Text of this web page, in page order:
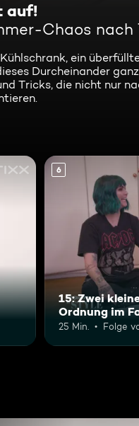
auf!
Chaos nach
ein
Durcheinander
Tricks, die nicht nur
6
15: Zwei
Ordnung im
25 Min. Folge